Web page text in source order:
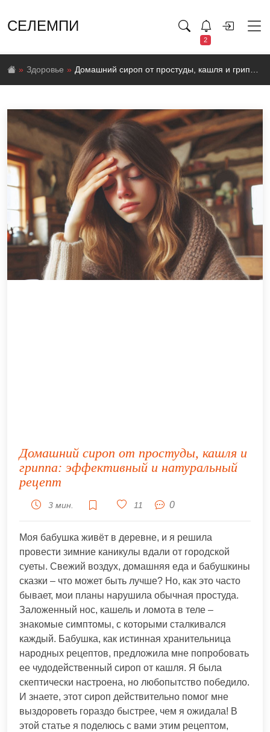
СЕЛЕМПИ
2
Здоровье Домашний сироп от простуды, кашля и гриппа: эффективный и натуральный рецепт
Домашний сироп от простуды, кашля и
гриппа: эффективный и натуральный
рецепт
3 мин. 11 0
Моя бабушка живёт в деревне, и я решила
провести зимние каникулы вдали от городской
суеты. Свежий воздух, домашняя еда и бабушкины
сказки – что может быть лучше? Но, как это часто
бывает, мои планы нарушила обычная простуда.
Заложенный нос, кашель и ломота в теле –
знакомые симптомы, с которыми сталкивался
каждый. Бабушка, как истинная хранительница
народных рецептов, предложила мне попробовать
ее чудодейственный сироп от кашля. Я была
скептически настроена, но любопытство победило.
И знаете, этот сироп действительно помог мне
выздороветь гораздо быстрее, чем я ожидала! В
этой статье я поделюсь с вами этим рецептом,